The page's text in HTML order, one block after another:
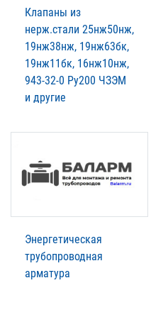
Клапаны из
нерж.стали 25нж50нж,
19нж38нж, 19нж63бк,
19нж11бк, 16нж10нж,
943-32-0 Ру200 ЧЗЭМ
и другие
Энергетическая
трубопроводная
арматура